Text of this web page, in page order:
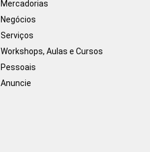
Mercadorias
Negócios
Serviços
Workshops, Aulas e Cursos
Pessoais
Anuncie